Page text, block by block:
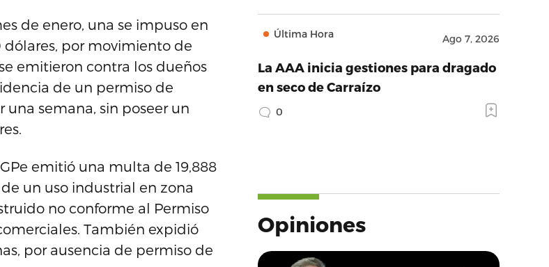
de enero, una se impuso en
por movimiento de
emitieron contra los dueños
de un permiso de
semana, sin poseer un
emitió una multa de 19,888
un uso industrial en zona
no conforme al Permiso
También expidió
por ausencia de permiso de
Última Hora Ago 7, 2026
La AAA inicia gestiones para dragado
en seco de Carraízo
0
Opiniones